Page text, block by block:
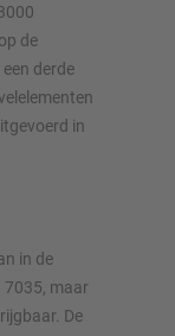
de
derde
in
in de
7035, maar
De